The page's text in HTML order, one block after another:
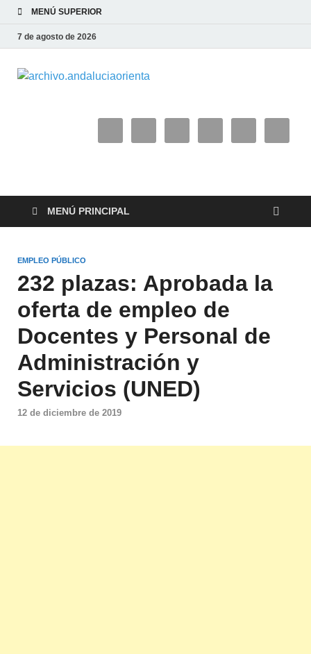
MENÚ SUPERIOR
7 de agosto de 2026
MENÚ PRINCIPAL
EMPLEO PÚBLICO
232 plazas: Aprobada la
oferta de empleo de
Docentes y Personal de
Administración y
Servicios (UNED)
12 de diciembre de 2019